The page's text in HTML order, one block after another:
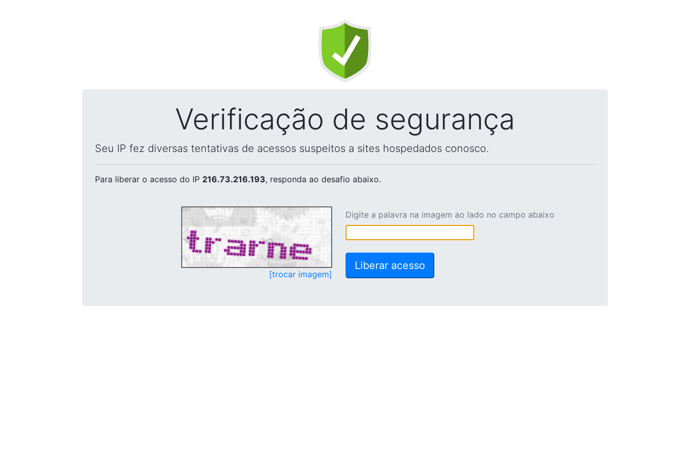
Verificação de segurança
Seu IP fez diversas tentativas de acessos suspeitos a sites hospedados conosco.
Para liberar o acesso do IP 216.73.216.193, responda ao desafio abaixo.
[trocar imagem]
Digite a palavra na imagem ao lado no campo abaixo